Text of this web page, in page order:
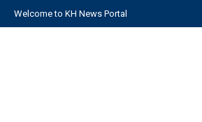
Welcome to KH News Portal